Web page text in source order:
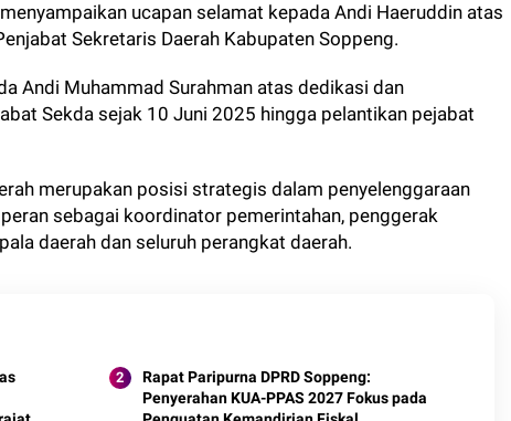
ucapan selamat kepada Andi Haeruddin atas
Sekretaris Daerah Kabupaten Soppeng.
Andi Muhammad Surahman atas dedikasi dan
Sekda sejak 10 Juni 2025 hingga pelantikan pejabat
merupakan posisi strategis dalam penyelenggaraan
sebagai koordinator pemerintahan, penggerak
daerah dan seluruh perangkat daerah.
Rapat Paripurna DPRD Soppeng:
Penyerahan KUA-PPAS 2027 Fokus pada